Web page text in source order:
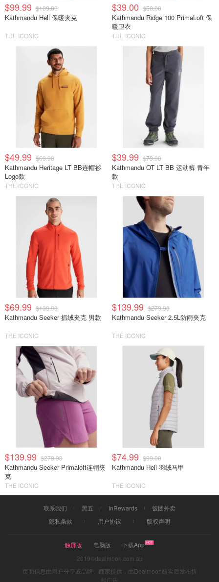
$99.99 $109.00
Kathmandu Heli 保暖夹克
THE ICONIC
$39.00 $50.00
Kathmandu Ridge 100 PrimaLoft 保
暖卫衣
THE ICONIC
$49.99 $69.98
Kathmandu Heritage LT BB连帽衫
Logo款
THE ICONIC
$39.99 $79.98
Kathmandu OT LT BB 运动裤 青年
款
THE ICONIC
$69.99 $139.98
Kathmandu Seeker 抓绒夹克 男款
THE ICONIC
$139.99 $279.98
Kathmandu Seeker 2.5L防雨夹克
THE ICONIC
$139.99 $279.98
Kathmandu Seeker Primaloft连帽夹
克
THE ICONIC
$74.99 $99.00
Kathmandu Heli 羽绒马甲
THE ICONIC
联系我们 黑五 InRewards
饭团外卖
隐私条款
用户协议 版权声明
触屏版 电脑版
下载App
2019©dealmoon.com.au
页面信息由用户分享或品牌、商家提供，由Dealmoon核实后发布折
扣广告